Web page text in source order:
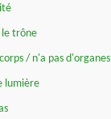
le trône
/ n'a pas d'organes
lumière